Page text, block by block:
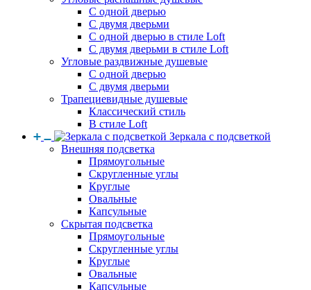
С одной дверью
С двумя дверьми
С одной дверью в стиле Loft
С двумя дверьми в стиле Loft
Угловые раздвижные душевые
С одной дверью
С двумя дверьми
Трапециевидные душевые
Классический стиль
В стиле Loft
Зеркала с подсветкой
Внешняя подсветка
Прямоугольные
Скругленные углы
Круглые
Овальные
Капсульные
Скрытая подсветка
Прямоугольные
Скругленные углы
Круглые
Овальные
Капсульные